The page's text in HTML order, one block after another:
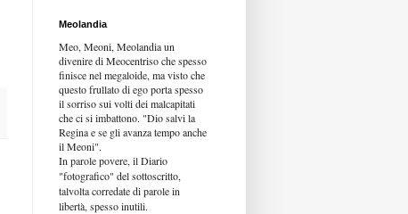
Meolandia
Meo, Meoni, Meolandia un
divenire di Meocentriso che spesso
finisce nel megaloide, ma visto che
questo frullato di ego porta spesso
il sorriso sui volti dei malcapitati
che ci si imbattono. "Dio salvi la
Regina e se gli avanza tempo anche
il Meoni".
In parole povere, il Diario
"fotografico" del sottoscritto,
talvolta corredate di parole in
libertà, spesso inutili.